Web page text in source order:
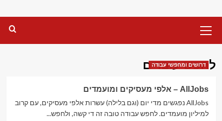
Menu
לחפש עובדים
דרושים ומחפשי עבודה
AllJobs – אלפי מעסיקים ומועמדים
AllJobs נפגשים מדי יום (וגם בלילה) עשרות אלפי מעסיקים, עם קרוב
למיליון מועמדים. לחפש עבודה טובה זה די קשה, ולחפש...